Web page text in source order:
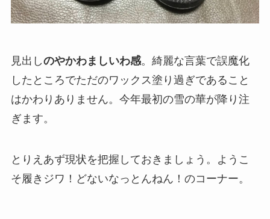
見出しのやかわましいわ感。綺麗な言葉で誤魔化
したところでただのワックス塗り過ぎであること
はかわりありません。今年最初の雪の華が降り注
ぎます。
とりえあず現状を把握しておきましょう。ようこ
そ履きジワ！どないなっとんねん！のコーナー。